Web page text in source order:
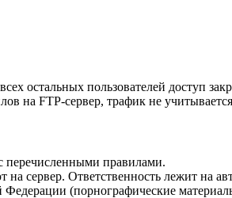
остальных пользователей доступ
на FTP-сервер, трафик не
перечисленными правилами.
сервер. Ответственность лежит на
(порнографические